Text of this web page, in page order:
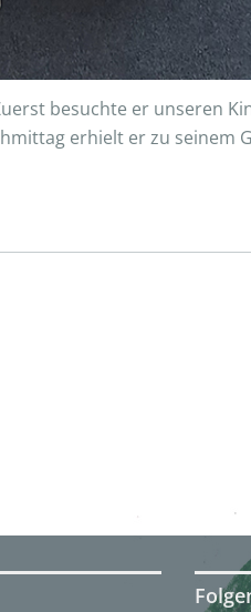
besuchte er unseren
erhielt er zu seinem